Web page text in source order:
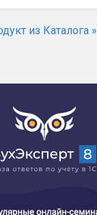
из Каталога »